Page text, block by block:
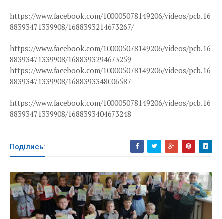
https://www.facebook.com/100005078149206/videos/pcb.16
88393471339908/1688393214673267/
https://www.facebook.com/100005078149206/videos/pcb.16
88393471339908/1688393294673259
https://www.facebook.com/100005078149206/videos/pcb.16
88393471339908/1688393348006587
https://www.facebook.com/100005078149206/videos/pcb.16
88393471339908/1688393404673248
Поділись: